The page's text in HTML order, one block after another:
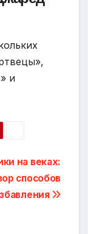
и
на веках:
способов